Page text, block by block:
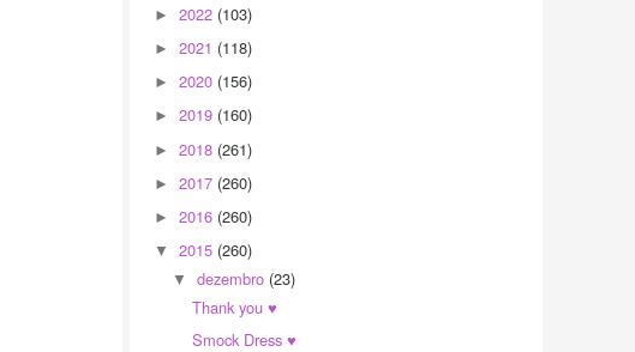
► 2022 (103)
► 2021 (118)
► 2020 (156)
► 2019 (160)
► 2018 (261)
► 2017 (260)
► 2016 (260)
▼ 2015 (260)
▼dezembro (23)
Thank you ♥
Smock Dress ♥